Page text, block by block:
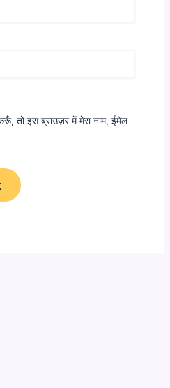
तो इस ब्राउज़र में मेरा नाम, ईमेल